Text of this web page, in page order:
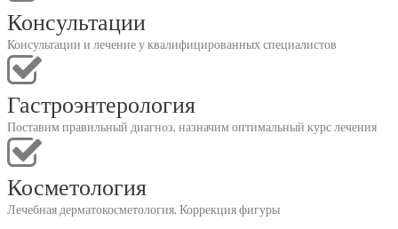
Консультации
Консультации и лечение у квалифицированных специалистов
Гастроэнтерология
Поставим правильный диагноз, назначим оптимальный курс лечения
Косметология
Лечебная дерматокосметология. Коррекция фигуры